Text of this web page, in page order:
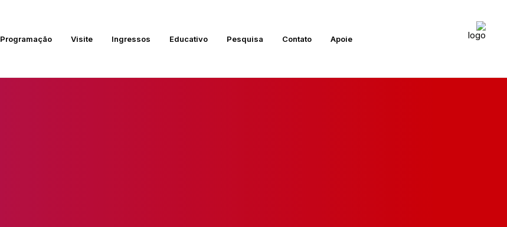
Programação Visite Ingressos Educativo Pesquisa Contato Apoie